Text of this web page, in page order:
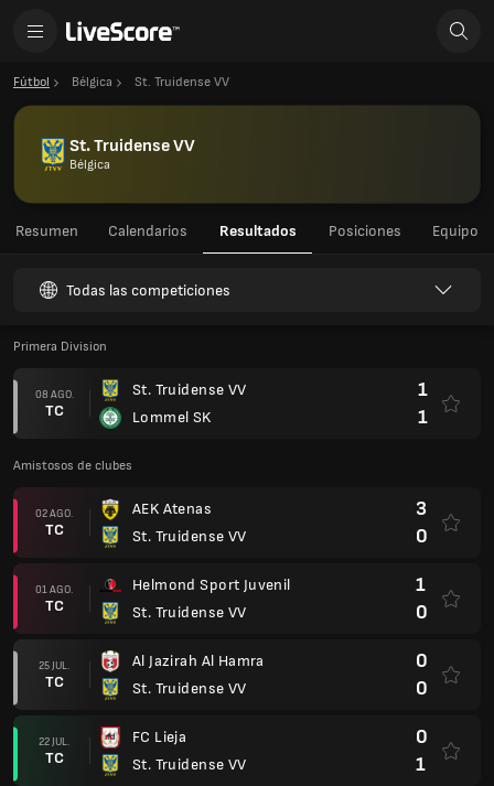
Fútbol Bélgica St. Truidense VV
St. Truidense VV
Bélgica
Resumen Calendarios Resultados Posiciones Equipo
Todas las competiciones
Primera Division
08 AGO.
TC
St. Truidense VV
Lommel SK
1
1
Amistosos de clubes
02 AGO.
TC
AEK Atenas
St. Truidense VV
3
0
01 AGO.
TC
Helmond Sport Juvenil
St. Truidense VV
1
0
25 JUL.
TC
Al Jazirah Al Hamra
St. Truidense VV
0
0
22 JUL.
TC
FC Lieja
St. Truidense VV
0
1